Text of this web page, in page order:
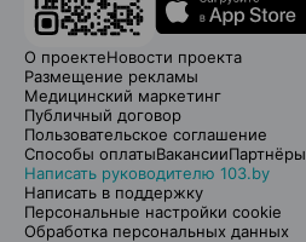
О проектеНовости проекта
Размещение рекламы
Медицинский маркетинг
Публичный договор
Пользовательское соглашение
Способы оплатыВакансииПартнёры
Написать руководителю 103.by
Написать в поддержку
Персональные настройки cookie
Обработка персональных данных